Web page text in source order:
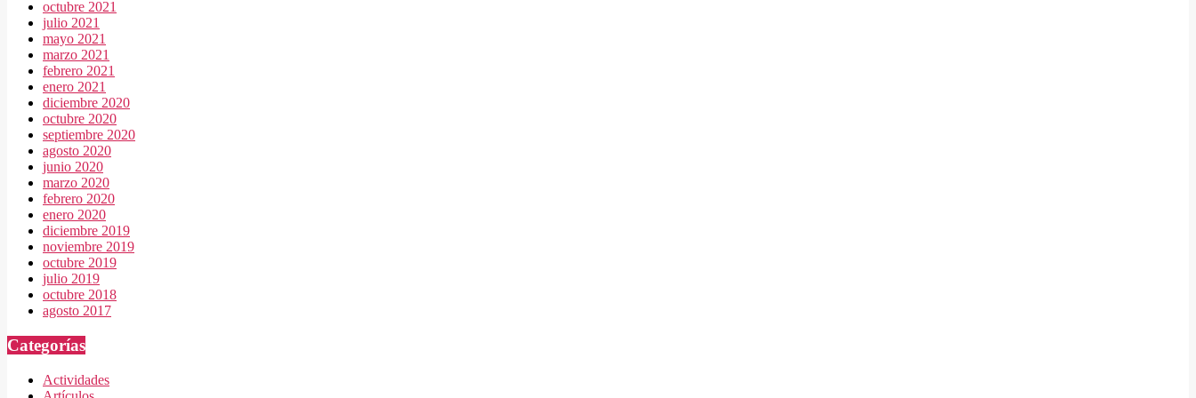
octubre 2021
julio 2021
mayo 2021
marzo 2021
febrero 2021
enero 2021
diciembre 2020
octubre 2020
septiembre 2020
agosto 2020
junio 2020
marzo 2020
febrero 2020
enero 2020
diciembre 2019
noviembre 2019
octubre 2019
julio 2019
octubre 2018
agosto 2017
Categorías
Actividades